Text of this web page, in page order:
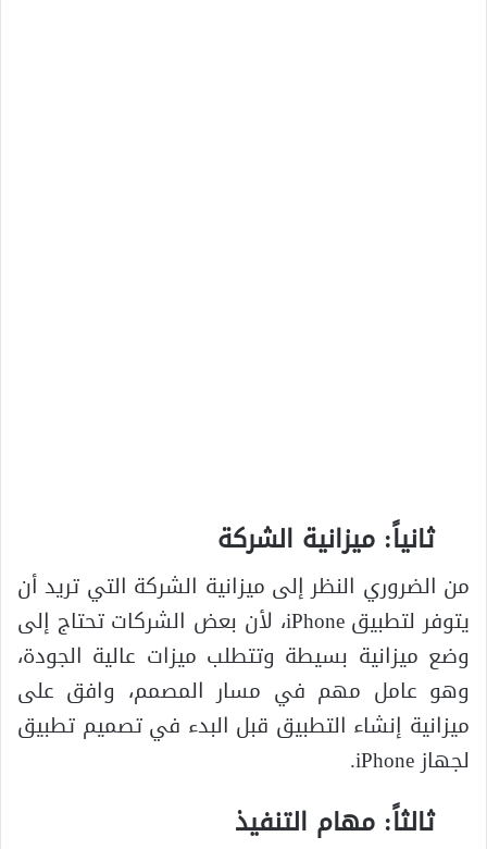
ثانياً: ميزانية الشركة
من الضروري النظر إلى ميزانية الشركة التي تريد أن
يتوفر لتطبيق iPhone، لأن بعض الشركات تحتاج إلى
وضع ميزانية بسيطة وتتطلب ميزات عالية الجودة،
وهو عامل مهم في مسار المصمم، وافق على
ميزانية إنشاء التطبيق قبل البدء في تصميم تطبيق
لجهاز iPhone.
ثالثاً: مهام التنفيذ